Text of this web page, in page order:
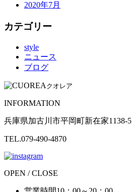
2020年7月
カテゴリー
style
ニュース
ブログ
クオレア
INFORMATION
兵庫県加古川市平岡町新在家1138-5
TEL.079-490-4870
OPEN / CLOSE